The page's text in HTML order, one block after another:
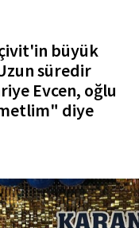
büyük
süredir
Evcen, oğlu
diye